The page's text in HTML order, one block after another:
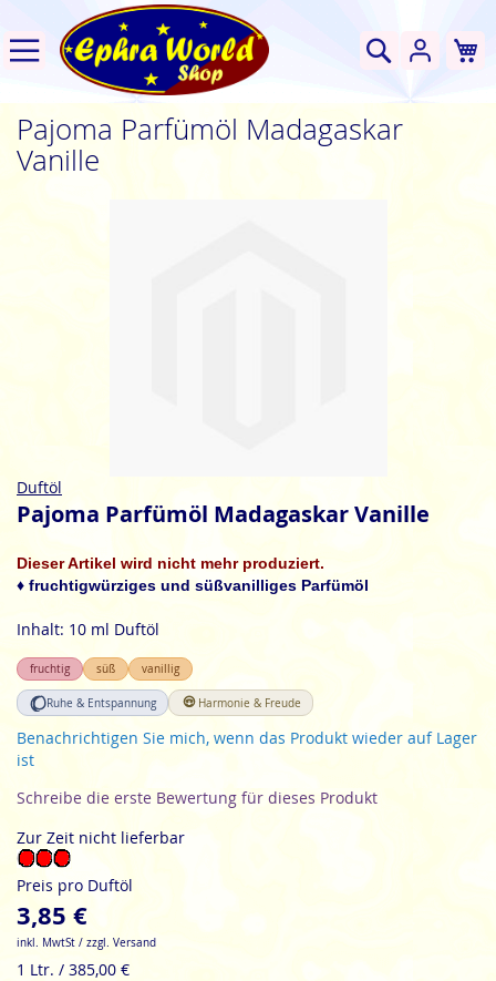
Suche
Pajoma Parfümöl Madagaskar
Vanille
Zum
Anfang
Bildgalerie
springen
Duftöl
Pajoma Parfümöl Madagaskar Vanille
Dieser Artikel wird nicht mehr produziert.
♦ fruchtigwürziges und süßvanilliges Parfümöl
Inhalt: 10 ml Duftöl
fruchtig süß vanillig
Ruhe & Entspannung Harmonie & Freude
Benachrichtigen Sie mich, wenn das Produkt wieder auf Lager
ist
Schreibe die erste Bewertung für dieses Produkt
Zur Zeit nicht lieferbar
Preis pro Duftöl
3,85 €
inkl. MwtSt / zzgl. Versand
1 Ltr. / 385,00 €